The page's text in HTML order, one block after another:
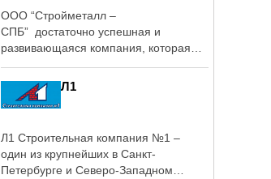
ООО “Стройметалл –
СПБ” достаточно успешная и
развивающаяся компания, которая
Л1
Л1 Строительная компания №1 –
один из крупнейших в Санкт-
Петербурге и Северо-Западном